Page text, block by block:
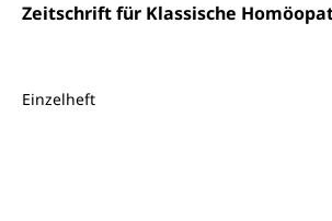
Zeitschrift für Klassische
Einzelheft